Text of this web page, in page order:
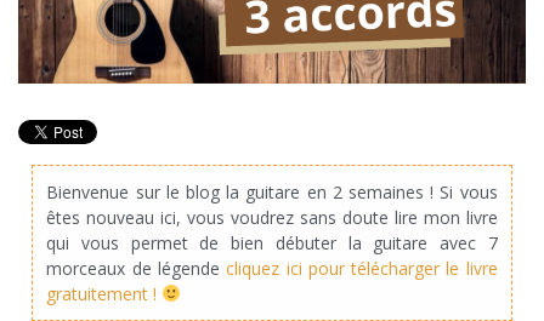
Bienvenue sur le blog la guitare en 2 semaines ! Si vous
êtes nouveau ici, vous voudrez sans doute lire mon livre
qui vous permet de bien débuter la guitare avec 7
morceaux de légendecliquez ici pour télécharger le livre
gratuitement !